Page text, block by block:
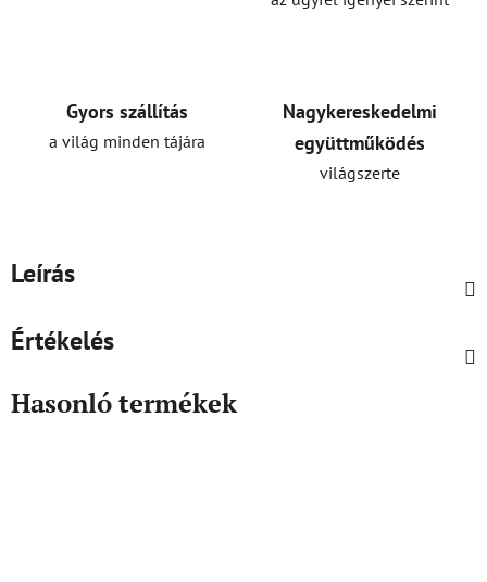
Gyors szállítás
a világ minden tájára
Nagykereskedelmi
együttműködés
világszerte
Leírás
Értékelés
Hasonló termékek